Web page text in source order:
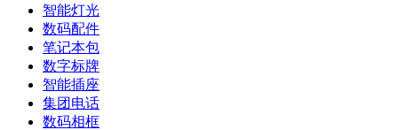
智能灯光
数码配件
笔记本包
数字标牌
智能插座
集团电话
数码相框